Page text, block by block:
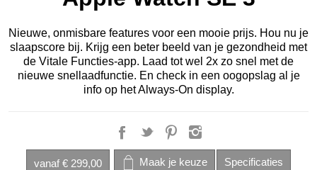
Nieuwe, onmisbare features voor een mooie prijs. Hou nu je
slaapscore bij. Krijg een beter beeld van je gezondheid met
de Vitale Functies‑app. Laad tot wel 2x zo snel met de
nieuwe snellaad­functie. En check in een oogopslag al je
info op het Always‑On display.
vanaf € 299,00